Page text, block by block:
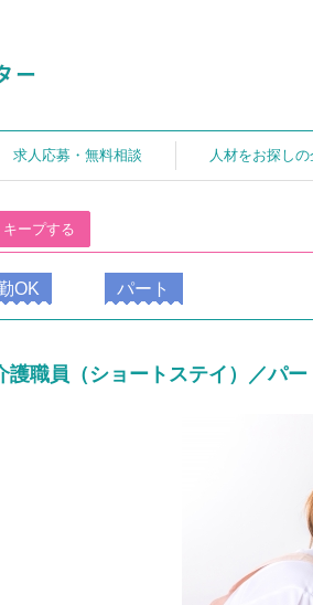
求人応募・無料相談 人材をお探しの
キープする
OK パート
護職員（ショートステイ）／パ